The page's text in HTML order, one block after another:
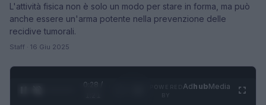
L'attività fisica non è solo un modo per stare in forma, ma può
anche essere un'arma potente nella prevenzione delle
recidive tumorali.
Staff · 16 Giu 2025
0:30 /
AdhubMedia